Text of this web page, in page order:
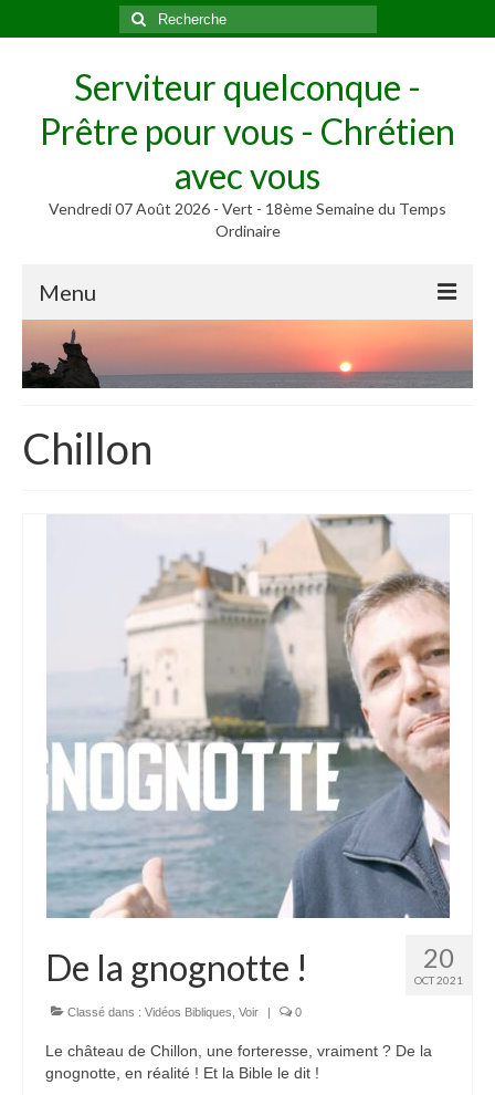
Rechercher
:
Serviteur quelconque -
Prêtre pour vous - Chrétien
avec vous
Vendredi 07 Août 2026 - Vert - 18ème Semaine du Temps
Ordinaire
Menu
Méditer
Homélies, Poèmes
Homélies
Homélies de Mariages
Homélies de Pèlerinages
Mon témoignage
Articles, Chroniques
Livres
Grandir : rubrique Cliquer
Cath.ch
Echo Magazine – Trait Libre
Echo Magazine – Une Question
Films, Vidéos, Selfies
Chillon
20
OCT 2021
De la gnognotte !
Classé dans : Vidéos Bibliques Voir | 0
Le château de Chillon, une forteresse, vraiment ? De la
gnognotte, en réalité ! Et la Bible le dit !